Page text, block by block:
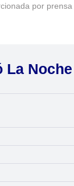
por
La Noche